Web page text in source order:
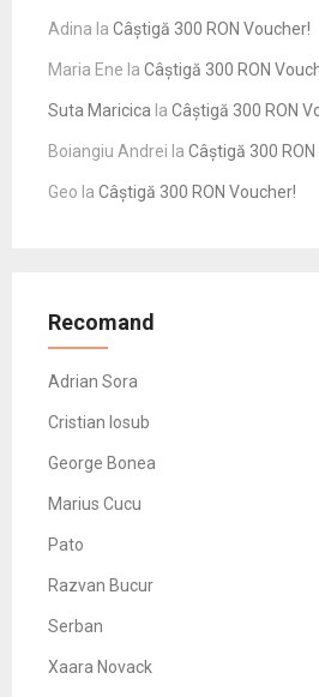
Adina la Câștigă 300 RON Voucher!
Maria Ene la Câștigă 300 RON
Suta Maricica la Câștigă 300 RON
Boiangiu Andrei la Câștigă 300
Geo la Câștigă 300 RON Voucher!
Recomand
Adrian Sora
Cristian Iosub
George Bonea
Marius Cucu
Pato
Razvan Bucur
Serban
Xaara Novack